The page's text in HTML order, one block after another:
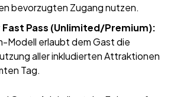
bevorzugten Zugang nutzen.
Pass (Unlimited/Premium):
Modell erlaubt dem Gast die
aller inkludierten Attraktionen
Tag.